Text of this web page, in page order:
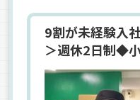
9割が未経験入
＞週休2日制◆